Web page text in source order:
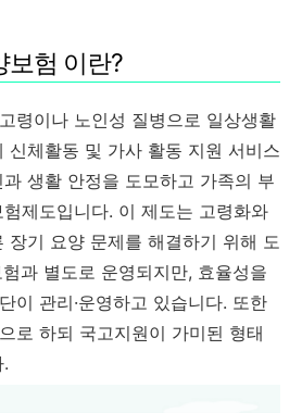
보험 이란?
령이나 노인성 질병으로 일상생활
신체활동 및 가사 활동 지원 서비스
생활 안정을 도모하고 가족의 부
제도입니다. 이 제도는 고령화와
장기 요양 문제를 해결하기 위해 도
과 별도로 운영되지만, 효율성을
이 관리·운영하고 있습니다. 또한
로 하되 국고지원이 가미된 형태